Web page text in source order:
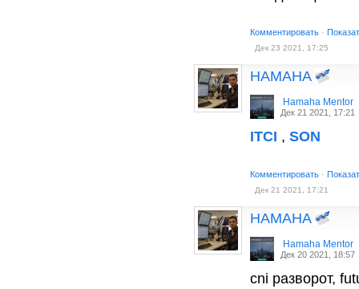
Комментировать ·
Дек 23 2021, 17:25
HAMAHA
Hamaha Mentor
Дек 21 2021, 17:21
ITCI , SON
Комментировать ·
Дек 21 2021, 17:21
HAMAHA
Hamaha Mentor
Дек 20 2021, 18:57
cni разворот,